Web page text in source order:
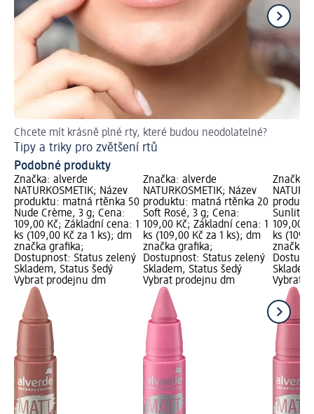
Chcete mít krásně plné rty, které budou neodolatelné?
Tipy a triky pro zvětšení rtů
Podobné produkty
Značka: alverde
NATURKOSMETIK; Název
produktu: matná rtěnka 50
Nude Crème, 3 g; Cena:
109,00 Kč; Základní cena: 1
ks (109,00 Kč za 1 ks); dm
značka grafika;
Dostupnost: Status zelený
Skladem, Status šedý
Vybrat prodejnu dm
Značka: alverde
NATURKOSMETIK; Název
produktu: matná rtěnka 20
Soft Rosé, 3 g; Cena:
109,00 Kč; Základní cena: 1
ks (109,00 Kč za 1 ks); dm
značka grafika;
Dostupnost: Status zelený
Skladem, Status šedý
Vybrat prodejnu dm
Značka:
Sunlit
109,00
ks
značka
Vybrat